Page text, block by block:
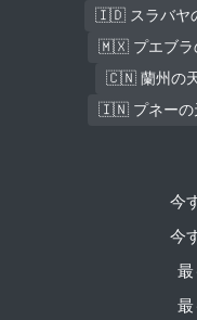
🇮🇩 スラバヤ
🇲🇽 プエブラ
🇨🇳 蘭州の
🇮🇳 プネーの
今
今
最
最